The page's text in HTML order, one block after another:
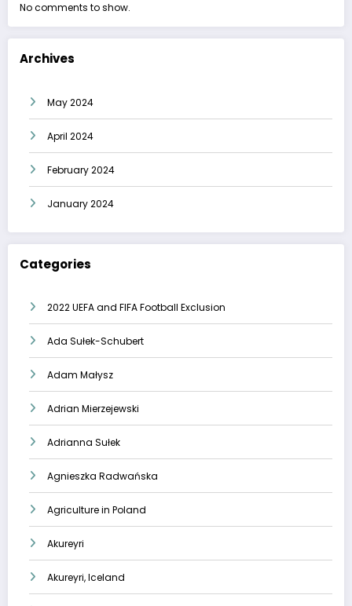
No comments to show.
Archives
May 2024
April 2024
February 2024
January 2024
Categories
2022 UEFA and FIFA Football Exclusion
Ada Sułek-Schubert
Adam Małysz
Adrian Mierzejewski
Adrianna Sułek
Agnieszka Radwańska
Agriculture in Poland
Akureyri
Akureyri, Iceland